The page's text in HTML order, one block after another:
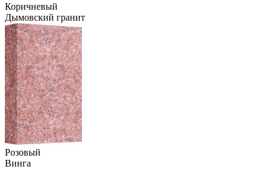
Коричневый
Дымовский гранит
Розовый
Винга